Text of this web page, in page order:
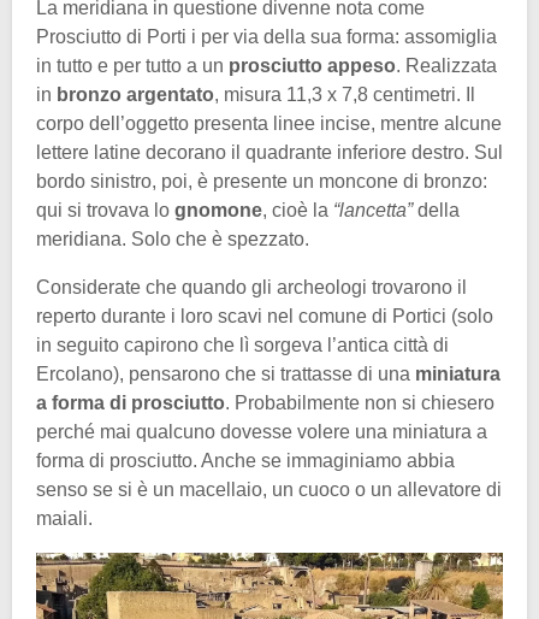
La meridiana in questione divenne nota come
Prosciutto di Porti i per via della sua forma: assomiglia
in tutto e per tutto a un prosciutto appeso. Realizzata
in bronzo argentato, misura 11,3 x 7,8 centimetri. Il
corpo dell’oggetto presenta linee incise, mentre alcune
lettere latine decorano il quadrante inferiore destro. Sul
bordo sinistro, poi, è presente un moncone di bronzo:
qui si trovava lo gnomone, cioè la “lancetta”della
meridiana. Solo che è spezzato.
Considerate che quando gli archeologi trovarono il
reperto durante i loro scavi nel comune di Portici (solo
in seguito capirono che lì sorgeva l’antica città di
Ercolano), pensarono che si trattasse di una miniatura
a forma di prosciutto. Probabilmente non si chiesero
perché mai qualcuno dovesse volere una miniatura a
forma di prosciutto. Anche se immaginiamo abbia
senso se si è un macellaio, un cuoco o un allevatore di
maiali.